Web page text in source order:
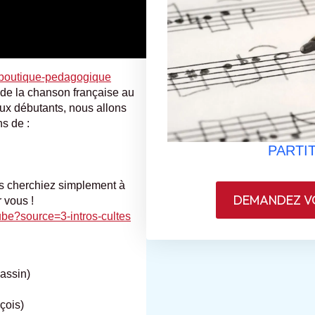
pedagogique
la chanson française au
débutants, nous allons
de :
cherchiez simplement à
vous !
intros-cultes
DEMANDEZ